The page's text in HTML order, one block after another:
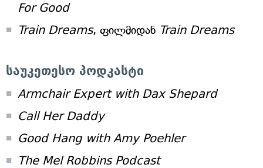
For Good
Train Dreams, ფილმიდან Train Dreams
საუკეთესო პოდკასტი
Armchair Expert with Dax Shepard
Call Her Daddy
Good Hang with Amy Poehler
The Mel Robbins Podcast